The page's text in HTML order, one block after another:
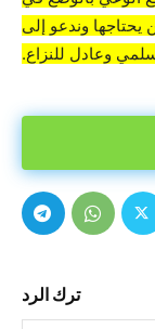
يحتاجها وندعو إلى
وعادل للنزاع.
ترك الرد